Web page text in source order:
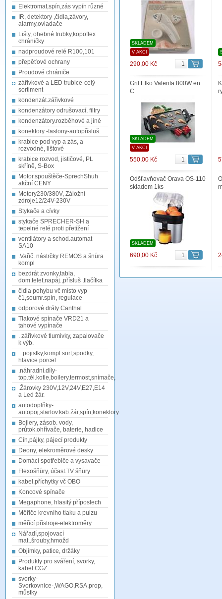
Elektromat,spín,zás vypín různé
IR, detektory ,čidla,závory,
alarmy,ovladače
Lišty, ohebné trubky,kopoflex
chráničky
nadproudové relé R100,101
přepěťové ochrany
Proudové chrániče
zářivkové a LED trubice-celý
sortiment
kondenzát.zářivkové
kondenzátory odrušovací, filtry
kondenzátory.rozběhové a jiné
konektory -fastony-autopřísluš.
krabice pod vyp a zás, a
rozvodné, lištové
krabice rozvod, jističové, PL
skříně, S-Box
Motor.spouštěče-SprechShuh
akční CENY
Motory230/380V, Záložní
zdroje12/24V-230V
Stykače a cívky
stykače SPRECHER-SH a
tepelné relé proti přetížení
ventilátory a schod.automat
SA10
.Vařič. nástrčky REMOS a šnůra
kompl
bezdrát zvonky,tabla,
dom.telef,napáj.,přísluš ,tlačítka
čidla pohybu vč místo vyp
č1,soumr.spín, regulace
odporové dráty Canthal
Tlakové spínače VRD21 a
tahové vypínače
. zářivkové tlumivky, zapalovače
k výb.
...pojistky,kompl.sort,spodky,
hlavice porcel
.náhradní.díly-
top.těl.kotle,boilery,termost,snímače,
.Žárovky 230V,12V,24V,E27,E14
a Led žár.
autodoplňky-
autopoj,startov.kab.žár,spín,konektory.
Bojlery, zásob. vody,
průtok.ohřívače, baterie, hadice
Cín,pájky, pájecí produkty
Deony, elekroměrové desky
Domácí spotřebiče a vysavače
Flexošňůry, účast.TV šňůry
kabel.příchytky vč OBO
Koncové spínače
Megaphone, hlasitý příposlech
Měřiče krevního tlaku a pulzu
měřící přístroje-elektroměry
Nářadí,spojovací
mat,.šrouby,hmožd
Objímky, patice, držáky
Produkty pro sváření, svorky,
kabel CGZ
svorky-
Svorkovnice-,WAGO,RSA,prop,
můstky
SKLADEM
V AKCI
290,00 Kč
Gril Elko Valenta 800W en
C
SKLADEM
V AKCI
550,00 Kč
Odšťavňovač Orava OS-110
skladem 1ks
SKLADEM
690,00 Kč